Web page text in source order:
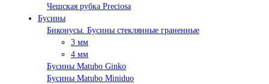
Чешская рубка Preciosa
Бусины
Биконусы. Бусины стеклянные граненные
3 мм
4 мм
Бусины Matubo Ginko
Бусины Matubo Miniduo